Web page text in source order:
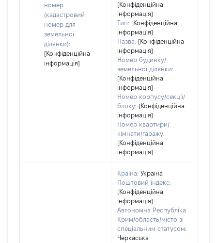
номер
(кадастровий
номер для
земельної
ділянки):
[Конфіденційна
інформація]
[Конфіденційна
інформація]
Тип: [Конфіденційна
інформація]
Назва: [Конфіденційна
інформація]
Номер будинку/
земельної ділянки:
[Конфіденційна
інформація]
Номер корпусу/секції/
блоку: [Конфіденційна
інформація]
Номер квартири/
кімнати/гаражу:
[Конфіденційна
інформація]
Країна: Україна
Поштовий індекс:
[Конфіденційна
інформація]
Автономна Республіка
Крим/область/місто зі
спеціальним статусом:
Черкаська